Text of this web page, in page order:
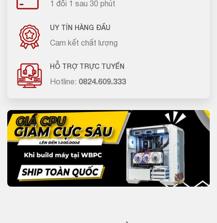
1 đổi 1 sau 30 phút
UY TÍN HÀNG ĐẦU
Cam kết chất lượng
HỖ TRỢ TRỰC TUYẾN
Hotline: 0824.609.333